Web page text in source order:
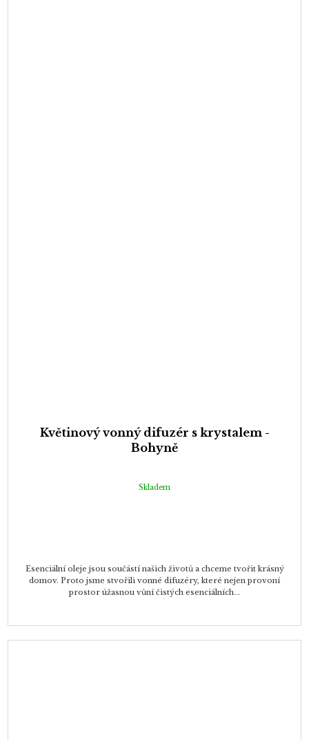
Květinový vonný difuzér s krystalem -
Bohyně
Skladem
Esenciální oleje jsou součástí našich životů a chceme tvořit krásný
domov. Proto jsme stvořili vonné difuzéry, které nejen provoní
prostor úžasnou vůní čistých esenciálních...